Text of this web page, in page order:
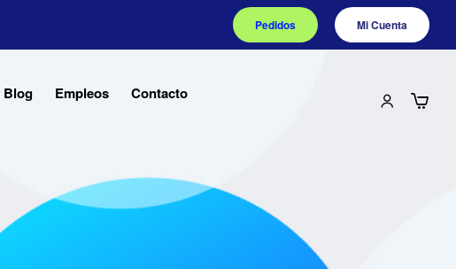
Pedidos Mi Cuenta
Blog Empleos Contacto